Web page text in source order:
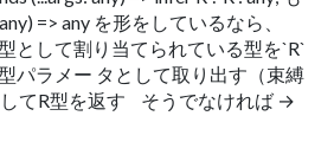
=> any を形をしているなら、
として割り当てられている型を`R`
パラメー タとして取り出す（束縛
R型を返す そうでなければ →